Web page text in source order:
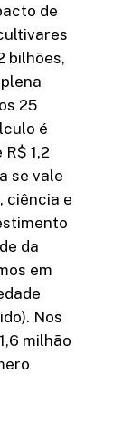
de
bilhões,
25
é
1,2
se vale
ciência e
da
em
Nos
milhão